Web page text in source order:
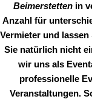
Beimerstetten in
Anzahl für
Vermieter und
Sie natürlich nicht
wir uns als
professionelle
Veranstaltungen.